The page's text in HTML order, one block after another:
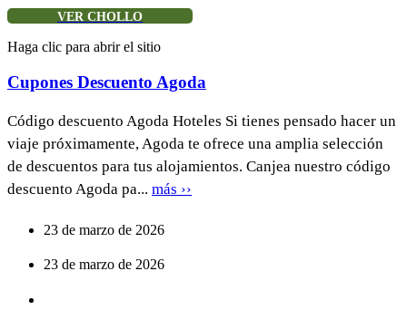
VER CHOLLO
Haga clic para abrir el sitio
Cupones Descuento Agoda
Código descuento Agoda Hoteles Si tienes pensado hacer un
viaje próximamente, Agoda te ofrece una amplia selección
de descuentos para tus alojamientos. Canjea nuestro código
descuento Agoda pa... más ››
23 de marzo de 2026
23 de marzo de 2026